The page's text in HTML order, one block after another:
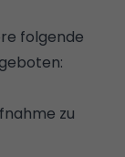
folgende
zu